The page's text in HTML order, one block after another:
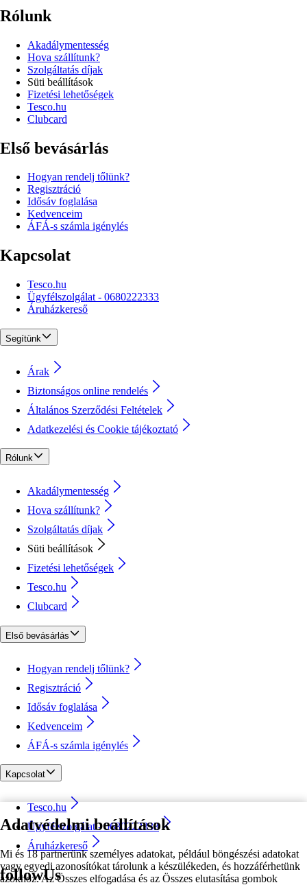
Adatvédelmi beállítások
Mi és 18 partnerünk személyes adatokat, például böngészési adatokat
vagy egyedi azonosítókat tárolunk a készülékeden, és hozzáférhetünk
azokhoz. Az Összes elfogadása és az Összes elutasítása gombok
Rólunk
Akadálymentesség
Hova szállítunk?
Szolgáltatás díjak
Süti beállítások
Fizetési lehetőségek
Tesco.hu
Clubcard
Első bevásárlás
Hogyan rendelj tőlünk?
Regisztráció
Idősáv foglalása
Kedvenceim
ÁFÁ-s számla igénylés
Kapcsolat
Tesco.hu
Ügyfélszolgálat - 0680222333
Áruházkereső
Segítünk
Árak
Biztonságos online rendelés
Általános Szerződési Feltételek
Adatkezelési és Cookie tájékoztató
Rólunk
Akadálymentesség
Hova szállítunk?
Szolgáltatás díjak
Süti beállítások
Fizetési lehetőségek
Tesco.hu
Clubcard
Első bevásárlás
Hogyan rendelj tőlünk?
Regisztráció
Idősáv foglalása
Kedvenceim
ÁFÁ-s számla igénylés
Kapcsolat
Tesco.hu
Ügyfélszolgálat - 0680222333
Áruházkereső
followUs